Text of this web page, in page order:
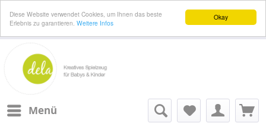
Okay
Diese Website verwendet Cookies, um Ihnen das beste
Erlebnis zu garantieren. Weitere Infos
Menü